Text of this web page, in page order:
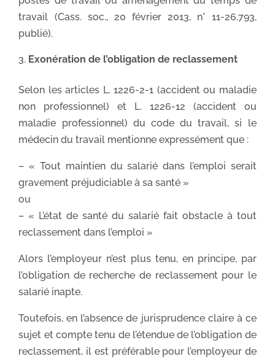
travail (Cass. soc., 20 février 2013, n° 11-26.793,
publié).
Exonération de l’obligation de reclassement
Selon les articles L. 1226-2-1 (accident ou maladie
non professionnel) et L. 1226-12 (accident ou
maladie professionnel) du code du travail, si le
médecin du travail mentionne expressément que :
– « Tout maintien du salarié dans l’emploi serait
gravement préjudiciable à sa santé »
ou
– « L’état de santé du salarié fait obstacle à tout
reclassement dans l’emploi »
Alors l’employeur n’est plus tenu, en principe, par
l’obligation de recherche de reclassement pour le
salarié inapte.
Toutefois, en l’absence de jurisprudence claire à ce
sujet et compte tenu de l’étendue de l’obligation de
reclassement, il est préférable pour l’employeur de